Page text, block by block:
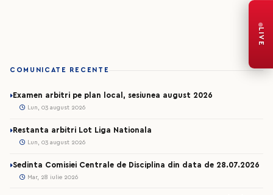
COMUNICATE RECENTE
Examen arbitri pe plan local, sesiunea august 2026
Lun, 03 august 2026
Restanta arbitri Lot Liga Nationala
Lun, 03 august 2026
Sedinta Comisiei Centrale de Disciplina din data de 28.07.2026
Mar, 28 iulie 2026
LIVE